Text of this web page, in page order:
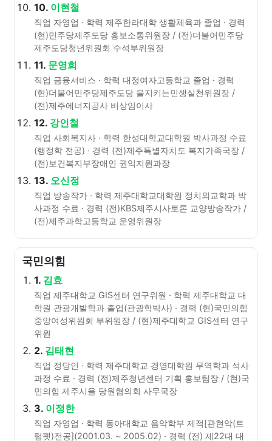
10. 이현철
직업 자영업 · 학력 제주한라대학 생활체육과 졸업 · 경력
(현)민주당제주도당 홍보소통위원장 / (전)더불어민주당
제주도당청년위원회 수석부위원장
11. 문영희
직업 금융서비스 · 학력 대정여자고등학교 졸업 · 경력
(현)더불어민주당제주도당 을지키는민생실천위원장 /
(전)제주에너지공사 비상임이사
12. 강인철
직업 사회복지사 · 학력 한성대학교대학원 박사과정 수료
(행정학 전공) · 경력 (전)제주특별자치도 복지가족국장 /
(전)보건복지부장애인 권익지원과장
13. 오신정
직업 방송작가 · 학력 제주대학교대학원 정치외교학과 박
사과정 수료 · 경력 (전)KBS제주시사토론 교양방송작가 /
(전)제주과학고등학교 운영위원장
국민의힘
1. 김효
직업 제주대학교 GIS센터 연구위원 · 학력 제주대학교 대
학원 관광개발학과 졸업(관광학박사) · 경력 (현)국민의힘
중앙여성위원회 부위원장 / (현)제주대학교 GIS센터 연구
위원
2. 김태현
직업 정당인 · 학력 제주대학교 경영대학원 무역학과 석사
과정 수료 · 경력 (전)제주청년센터 기획 홍보팀장 / (현)국
민의힘 제주시을 당원협의회 사무국장
3. 이정한
직업 자영업 · 학력 동아대학교 음악학부 제적[관현악(트
럼펫)전공](2001.03. ~ 2005.02) · 경력 (전) 제22대 대